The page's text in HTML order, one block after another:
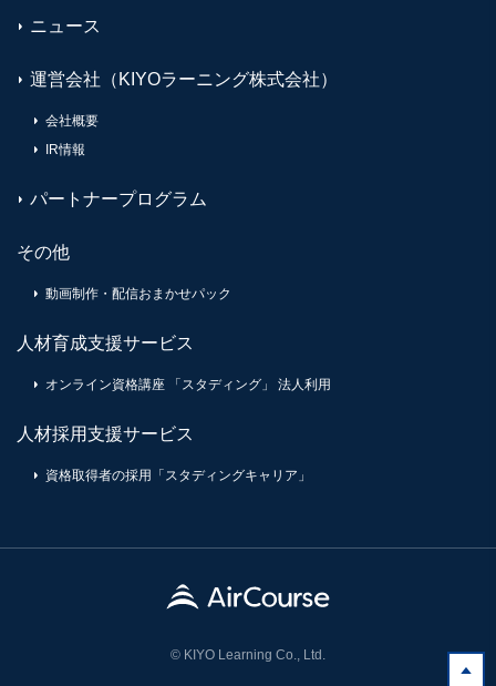
ニュース
運営会社（KIYOラーニング株式会社）
会社概要
IR情報
パートナープログラム
その他
動画制作・配信おまかせパック
人材育成支援サービス
オンライン資格講座 「スタディング」 法人利用
人材採用支援サービス
資格取得者の採用「スタディングキャリア」
© KIYO Learning Co., Ltd.